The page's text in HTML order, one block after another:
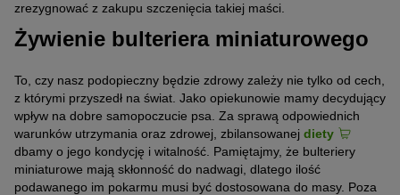
zrezygnować z zakupu szczenięcia takiej maści.
Żywienie bulteriera miniaturowego
To, czy nasz podopieczny będzie zdrowy zależy nie tylko od cech,
z którymi przyszedł na świat. Jako opiekunowie mamy decydujący
wpływ na dobre samopoczucie psa. Za sprawą odpowiednich
warunków utrzymania oraz zdrowej, zbilansowanej diety
dbamy o jego kondycję i witalność. Pamiętajmy, że bulteriery
miniaturowe mają skłonność do nadwagi, dlatego ilość
podawanego im pokarmu musi być dostosowana do masy. Poza